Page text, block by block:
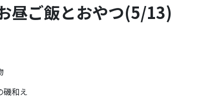
昼ご飯とおやつ(5/13)
磯和え